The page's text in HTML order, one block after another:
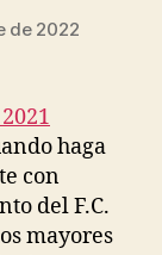
de 2022
haga
con
del F.C.
mayores